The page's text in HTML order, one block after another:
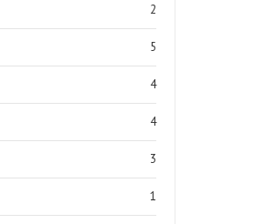
2
5
4
4
3
1